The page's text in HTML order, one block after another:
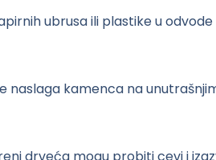
ubrusa ili plastike u
naslaga kamenca na